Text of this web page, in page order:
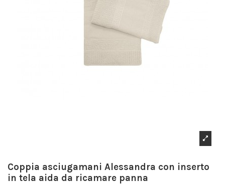
Coppia asciugamani Alessandra con inserto
in tela aida da ricamare panna